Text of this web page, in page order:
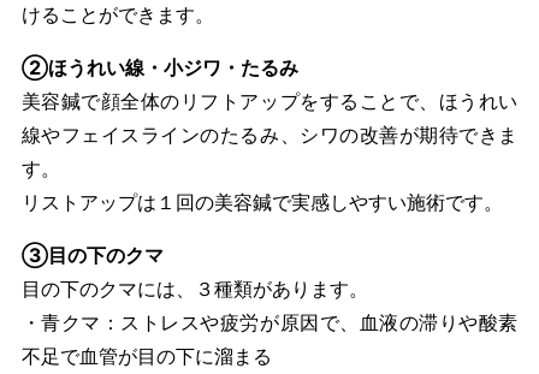
けることができます。
②ほうれい線・小ジワ・たるみ
美容鍼で顔全体のリフトアップをすることで、ほうれい
線やフェイスラインのたるみ、シワの改善が期待できま
す。
リストアップは１回の美容鍼で実感しやすい施術です。
③目の下のクマ
目の下のクマには、３種類があります。
・青クマ：ストレスや疲労が原因で、血液の滞りや酸素
不足で血管が目の下に溜まる